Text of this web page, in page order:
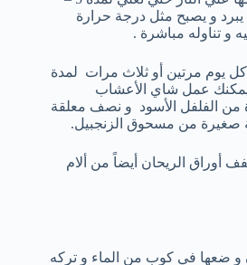
يبرد و يصبح مثل درجة حرارة
و تناوله مباشرة .
يوم مرتين أو ثلاث مرات لمدة
عمل شاي الأعشاب
الفلفل الأسود و نصف معلقة
صغيرة من مسحوق الزنجبيل.
أوراق الريحان أيضاً من ألام
الريحان و ضعها في كوب من الماء و تركه